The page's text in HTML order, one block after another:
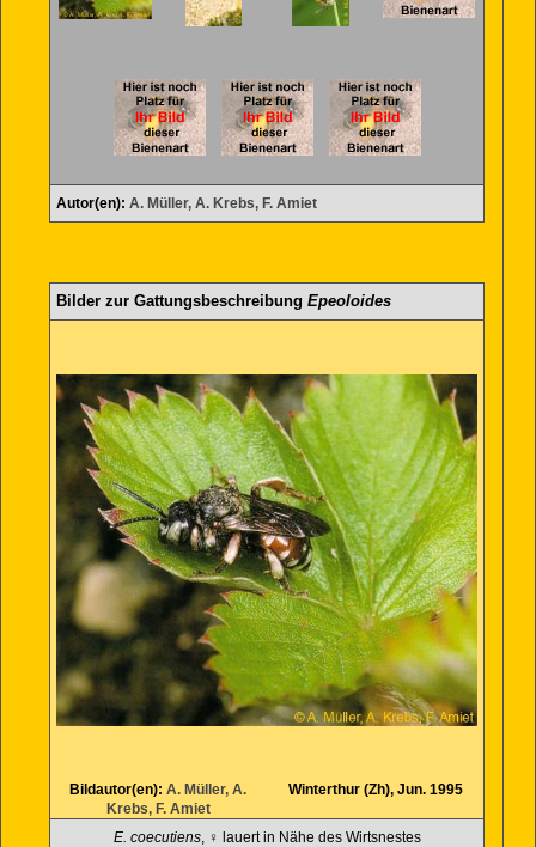
Autor(en): A. Müller, A. Krebs, F. Amiet
Bilder zur Gattungsbeschreibung Epeoloides
Bildautor(en):A. Müller, A.
Krebs, F. Amiet
Winterthur (Zh), Jun. 1995
E. coecutiens, ♀ lauert in Nähe des Wirtsnestes